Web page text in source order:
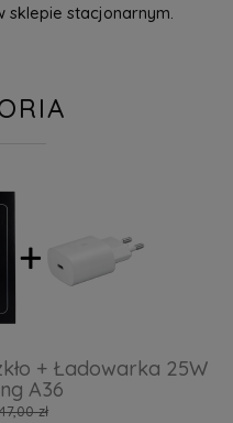
sklepie stacjonarnym.
+ Ładowarka 25W
A36
zł